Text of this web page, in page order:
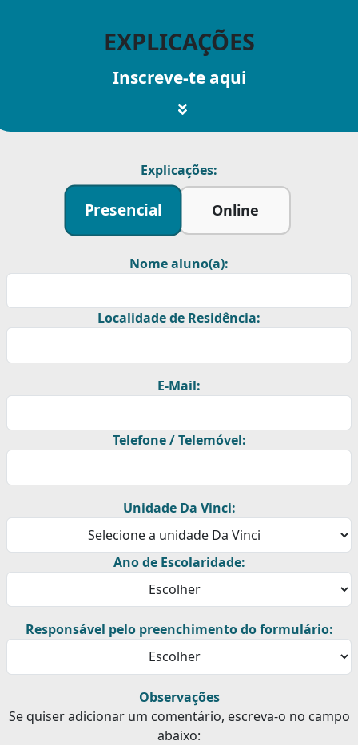
EXPLICAÇÕES
Inscreve-te aqui
Explicações:
Presencial Online
Nome aluno(a):
Localidade de Residência:
E-Mail:
Telefone / Telemóvel:
Unidade Da Vinci:
Ano de Escolaridade:
Responsável pelo preenchimento do formulário:
Observações
Se quiser adicionar um comentário, escreva-o no campo
abaixo: